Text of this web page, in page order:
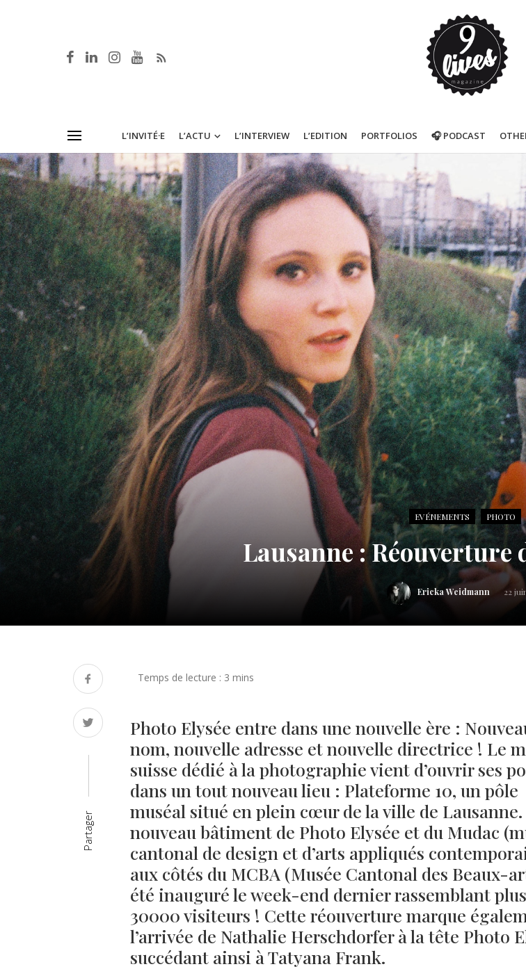
L’INVITÉ·E L’ACTU L’INTERVIEW L’EDITION PORTFOLIOS 🎧 PODCAST
EVÉNEMENTS PHOTO
Lausanne : Réouverture
Ericka Weidmann 22
Partager
Photo Elysée entre dans une nouvelle ère :
nom, nouvelle adresse et nouvelle directrice ! Le
suisse dédié à la photographie vient d’ouvrir ses
dans un tout nouveau lieu : Plateforme 10, un pôle
muséal situé en plein cœur de la ville de Lausanne.
nouveau bâtiment de Photo Elysée et du Mudac
cantonal de design et d’arts appliqués
aux côtés du MCBA (Musée Cantonal des Beaux-
été inauguré le week-end dernier rassemblant
30000 visiteurs ! Cette réouverture marque
l’arrivée de Nathalie Herschdorfer à la tête Photo
succédant ainsi à Tatyana Frank.
Né un 2 juillet : André Kertész
Né